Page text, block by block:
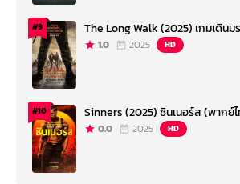
#9 The Long Walk (2025) เกมเดิน
1.0 2025 HD
#10 Sinners (2025) ซินเนอร์ส (พากย์ไ
0.0 2025 HD